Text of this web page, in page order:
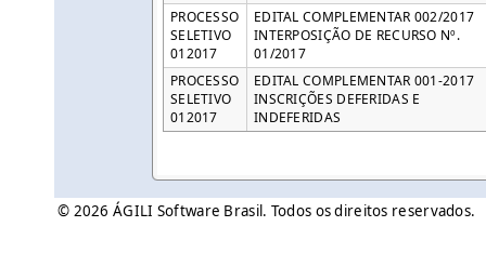
PROCESSO
SELETIVO
012017
EDITAL COMPLEMENTAR 002/2017
INTERPOSIÇÃO DE RECURSO Nº.
01/2017
PROCESSO
SELETIVO
012017
EDITAL COMPLEMENTAR 001-2017
INSCRIÇÕES DEFERIDAS E
INDEFERIDAS
© 2026 ÁGILI Software Brasil. Todos os direitos reservados.